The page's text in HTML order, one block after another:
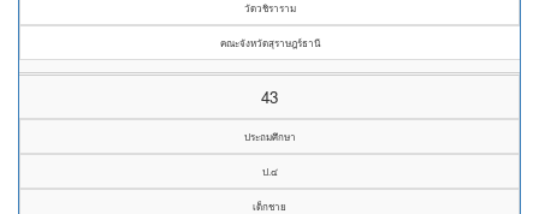
วัดวชิราราม
คณะจังหวัดสุราษฎร์ธานี
43
ประถมศึกษา
ป.๔
เด็กชาย